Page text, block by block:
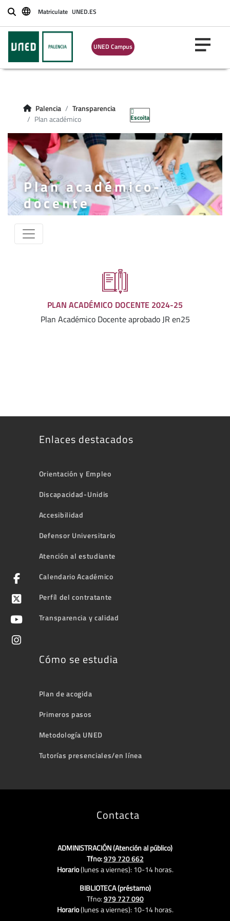
BuscarMatriculate UNED.ES
UNED Campus
Palencia
Transparencia
Plan académico
Escoita
Plan académico-
docente
PLAN ACADÉMICO DOCENTE 2024-25
Plan Académico Docente aprobado JR en25
Enlaces destacados
Orientación y Empleo
Discapacidad-Unidis
Accesibilidad
Defensor Universitario
Atención al estudiante
Calendario Académico
Perfíl del contratante
Transparencia y calidad
Cómo se estudia
Plan de acogida
Primeros pasos
Metodología UNED
Tutorías presenciales/en línea
Contacta
ADMINISTRACIÓN (Atención al público)
Tfno:979 720 662
Horario(lunes a viernes): 10-14 horas.
BIBLIOTECA (préstamo)
Tfno:979 727 090
Horario(lunes a viernes): 10-14 horas.